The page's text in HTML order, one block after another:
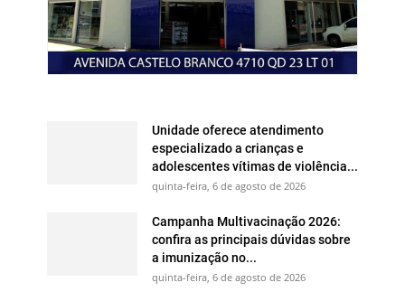
Unidade oferece atendimento
especializado a crianças e
adolescentes vítimas de violência...
quinta-feira, 6 de agosto de 2026
Campanha Multivacinação 2026:
confira as principais dúvidas sobre
a imunização no...
quinta-feira, 6 de agosto de 2026